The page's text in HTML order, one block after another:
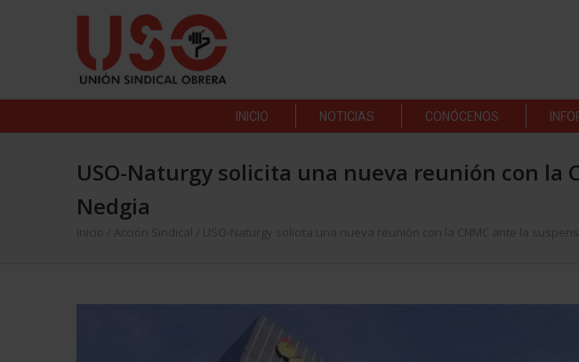
INICIO NOTICIAS CONÓCENOS
USO-Naturgy solicita una nueva reunión con la
Nedgia
Inicio Acción Sindical USO-Naturgy solicita una nueva reunión con la CNMC ante la